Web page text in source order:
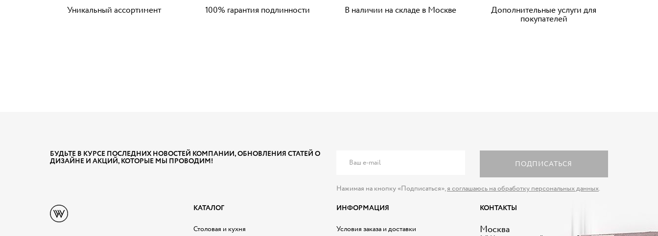
Уникальный ассортимент 100% гарантия подлинности В наличии на складе в Москве Дополнительные услуги для
покупателей
БУДЬТЕ В КУРСЕ ПОСЛЕДНИХ НОВОСТЕЙ КОМПАНИИ, ОБНОВЛЕНИЯ СТАТЕЙ О
ДИЗАЙНЕ И АКЦИЙ, КОТОРЫЕ МЫ ПРОВОДИМ! ПОДПИСАТЬСЯ
Нажимая на кнопку «Подписаться»,я соглашаюсь на обработку персональных данных.
КАТАЛОГ
Столовая и кухня
ИНФОРМАЦИЯ
Условия заказа и доставки
КОНТАКТЫ
Москва